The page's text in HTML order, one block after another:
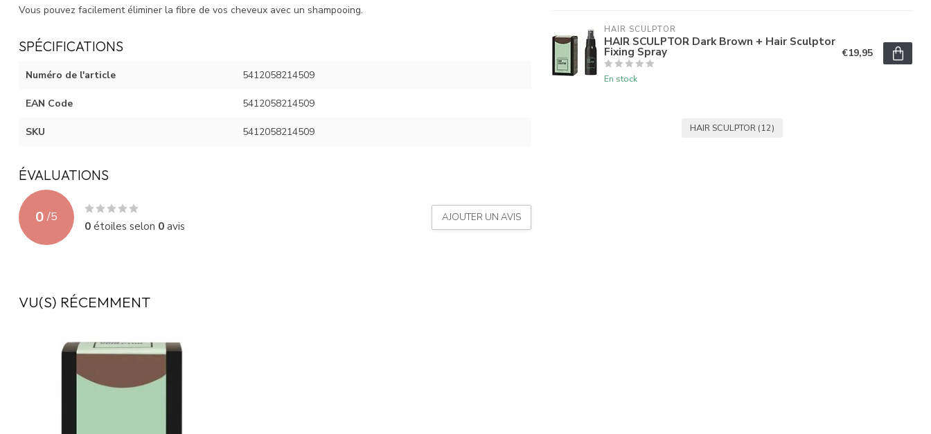
Vous pouvez facilement éliminer la fibre de vos cheveux avec un shampooing.
SPÉCIFICATIONS
Numéro de l'article 5412058214509
EAN Code 5412058214509
SKU 5412058214509
ÉVALUATIONS
0 /5
0étoiles selon 0avis
AJOUTER UN AVIS
HAIR SCULPTOR
HAIR SCULPTOR Dark Brown + Hair Sculptor
Fixing Spray
En stock
€19,95
HAIR SCULPTOR (12)
VU(S) RÉCEMMENT